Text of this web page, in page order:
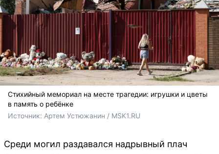
Стихийный мемориал на месте трагедии: игрушки и цветы
в память о ребёнке
Источник: Артем Устюжанин / MSK1.RU
Среди могил раздавался надрывный плач